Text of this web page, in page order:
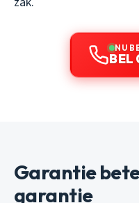
NU
BEL
Garantie
garantie